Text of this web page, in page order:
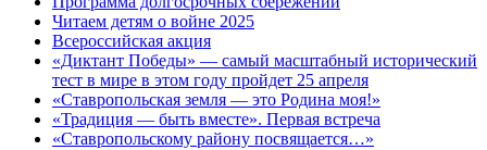
Читаем детям о войне 2025
Всероссийская акция
«Диктант Победы» — самый масштабный исторический
тест в мире в этом году пройдет 25 апреля
«Ставропольская земля — это Родина моя!»
«Традиция — быть вместе». Первая встреча
«Ставропольскому району посвящается…»